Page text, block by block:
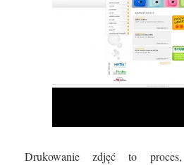
Drukowanie zdjęć to